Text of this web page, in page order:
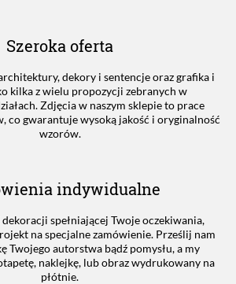
Szeroka oferta
dekory i sentencje oraz grafika i
kilka z wielu propozycji zebranych w
Zdjęcia w naszym sklepie to prace
co gwarantuje wysoką jakość i oryginalność
wzorów.
indywidualne
dekoracji spełniającej Twoje oczekiwania,
na specjalne zamówienie. Prześlij nam
Twojego autorstwa bądź pomysłu, a my
naklejkę, lub obraz wydrukowany na
płótnie.